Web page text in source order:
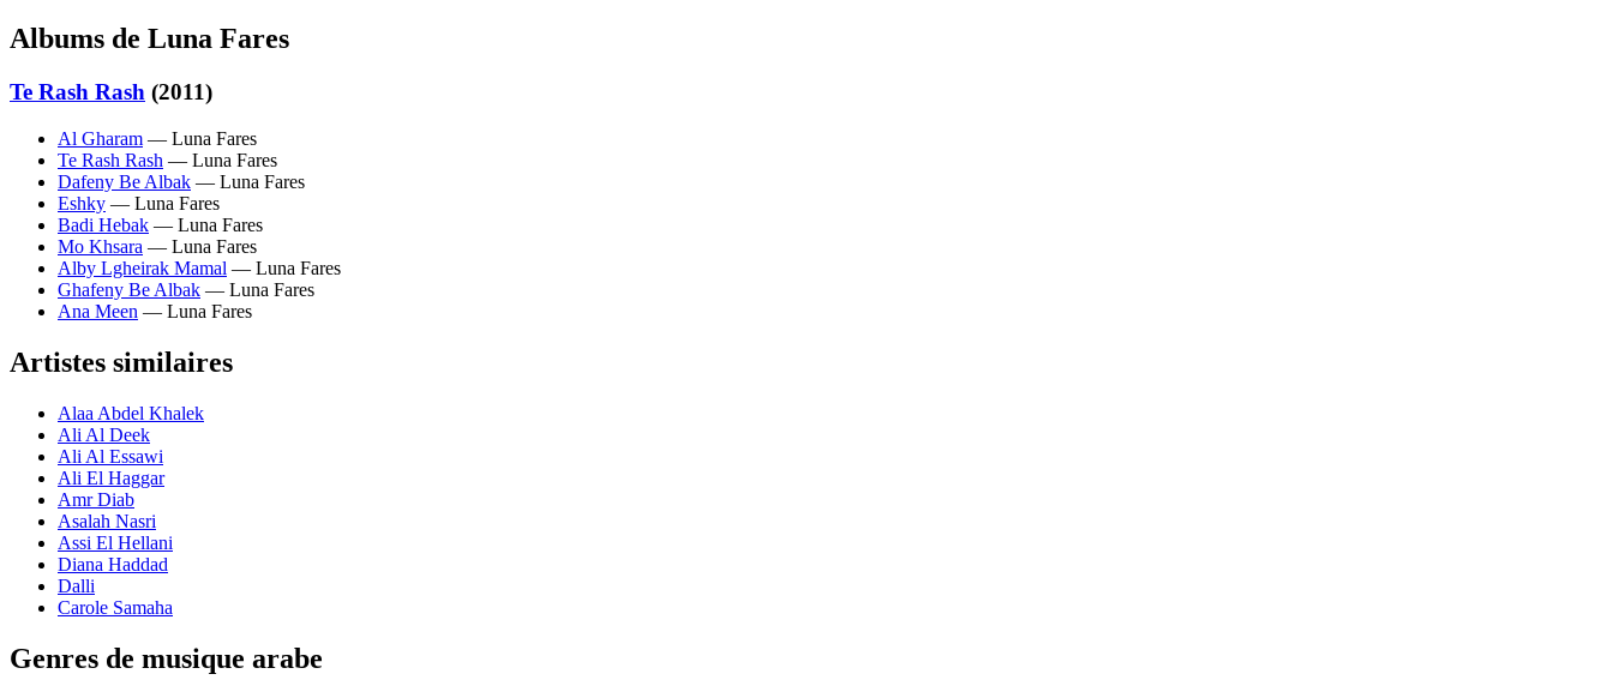
Albums de Luna Fares
Te Rash Rash (2011)
Al Gharam — Luna Fares
Te Rash Rash — Luna Fares
Dafeny Be Albak — Luna Fares
Eshky — Luna Fares
Badi Hebak — Luna Fares
Mo Khsara — Luna Fares
Alby Lgheirak Mamal — Luna Fares
Ghafeny Be Albak — Luna Fares
Ana Meen — Luna Fares
Artistes similaires
Alaa Abdel Khalek
Ali Al Deek
Ali Al Essawi
Ali El Haggar
Amr Diab
Asalah Nasri
Assi El Hellani
Diana Haddad
Dalli
Carole Samaha
Genres de musique arabe